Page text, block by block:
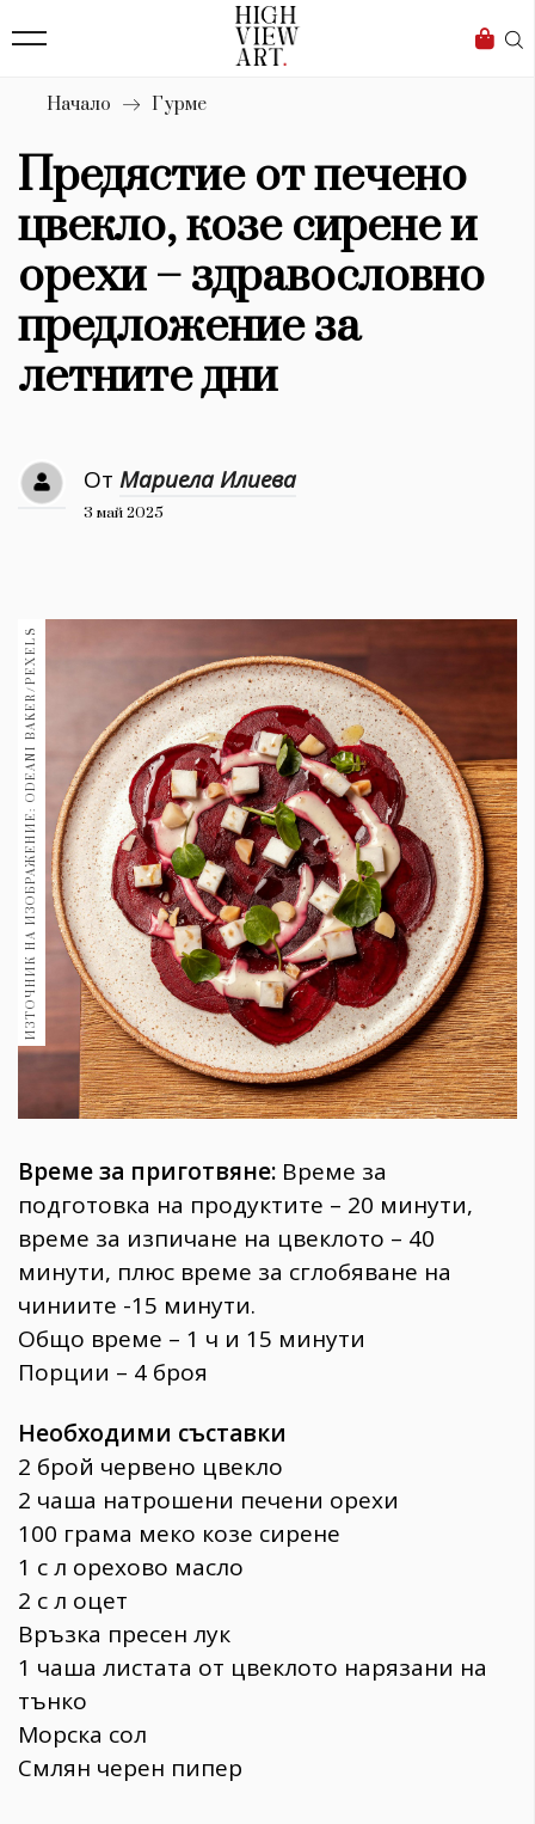
Бизнес
Мода
Dialogue
Изкуство
4340
Красота
777
Книги 1188
Гурме
Пътувай
Здраве 389
Gentlemen
382
Wellness
1817
ПОСЛЕДВАЙТЕ
НИ
Начало Гурме
Предястие от печено
цвекло, козе сирене и
орехи – здравословно
предложение за
летните дни
От Мариела Илиева
3 май 2025
ИЗТОЧНИК НА ИЗОБРАЖЕНИЕ: ODEANI BAKER/PEXELS
Време за приготвяне: Време за
подготовка на продуктите – 20 минути,
време за изпичане на цвеклото – 40
минути, плюс време за сглобяване на
чиниите -15 минути.
Общо време – 1 ч и 15 минути
Порции – 4 броя
Необходими съставки
2 брой червено цвекло
2 чаша натрошени печени орехи
100 грама меко козе сирене
1 с л орехово масло
2 с л оцет
Връзка пресен лук
1 чаша листата от цвеклото нарязани на
тънко
Морска сол
Смлян черен пипер